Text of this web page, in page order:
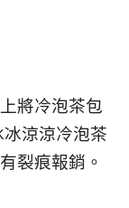
將冷泡茶包
涼涼冷泡茶
裂痕報銷。